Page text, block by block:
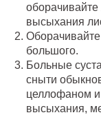
высыхания
большого.
Больные
сныти
целлофаном
высыхания,